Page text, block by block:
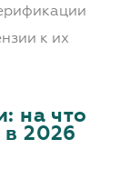
к их
на что
2026